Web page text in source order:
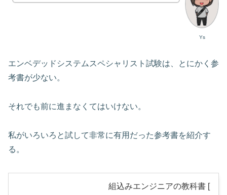
Ys
エンベデッドシステムスペシャリスト試験は、とにかく参
考書が少ない。
それでも前に進まなくてはいけない。
私がいろいろと試して非常に有用だった参考書を紹介す
る。
組込みエンジニアの教科書 [